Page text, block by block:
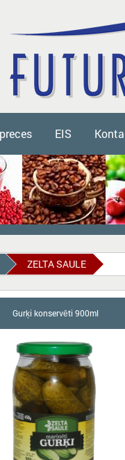
EIS
ZELTA SAULE
Gurķi konservēti 900ml